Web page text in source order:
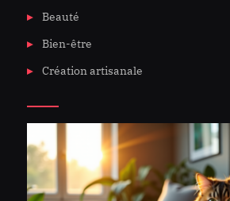
Beauté
Bien-être
Création artisanale